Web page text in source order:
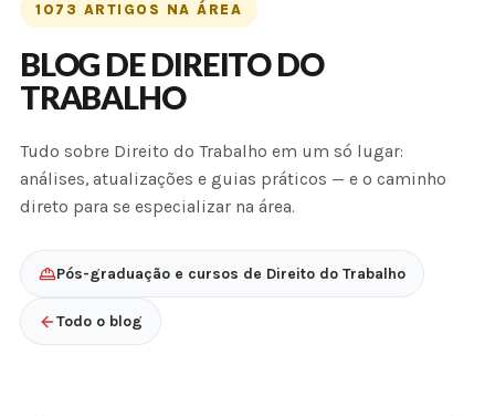
1073 ARTIGOS NA ÁREA
BLOG DE DIREITO DO
TRABALHO
Tudo sobre Direito do Trabalho em um só lugar:
análises, atualizações e guias práticos — e o caminho
direto para se especializar na área.
Pós-graduação e cursos de Direito do Trabalho
Todo o blog